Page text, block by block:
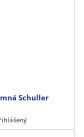
Schuller